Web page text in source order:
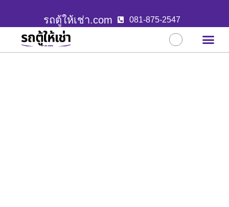
รถตู้ให้เช่า.com 081-875-2547